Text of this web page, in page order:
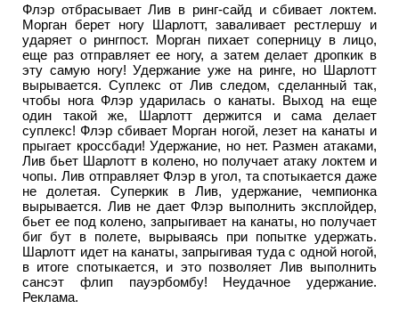
Флэр отбрасывает Лив в ринг-сайд и сбивает локтем.
Морган берет ногу Шарлотт, заваливает рестлершу и
ударяет о рингпост. Морган пихает соперницу в лицо,
еще раз отправляет ее ногу, а затем делает дропкик в
эту самую ногу! Удержание уже на ринге, но Шарлотт
вырывается. Суплекс от Лив следом, сделанный так,
чтобы нога Флэр ударилась о канаты. Выход на еще
один такой же, Шарлотт держится и сама делает
суплекс! Флэр сбивает Морган ногой, лезет на канаты и
прыгает кроссбади! Удержание, но нет. Размен атаками,
Лив бьет Шарлотт в колено, но получает атаку локтем и
чопы. Лив отправляет Флэр в угол, та спотыкается даже
не долетая. Суперкик в Лив, удержание, чемпионка
вырывается. Лив не дает Флэр выполнить эксплойдер,
бьет ее под колено, запрыгивает на канаты, но получает
биг бут в полете, вырываясь при попытке удержать.
Шарлотт идет на канаты, запрыгивая туда с одной ногой,
в итоге спотыкается, и это позволяет Лив выполнить
сансэт флип пауэрбомбу! Неудачное удержание.
Реклама.